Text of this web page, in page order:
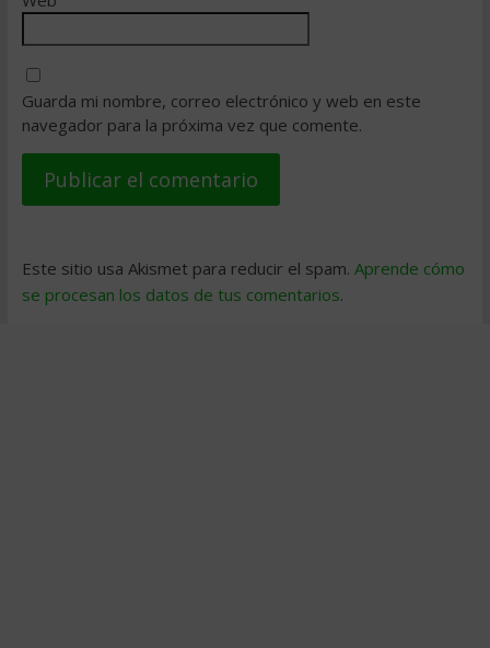
Guarda mi nombre, correo electrónico y web en este
navegador para la próxima vez que comente.
Este sitio usa Akismet para reducir el spam. Aprende cómo
se procesan los datos de tus comentarios.